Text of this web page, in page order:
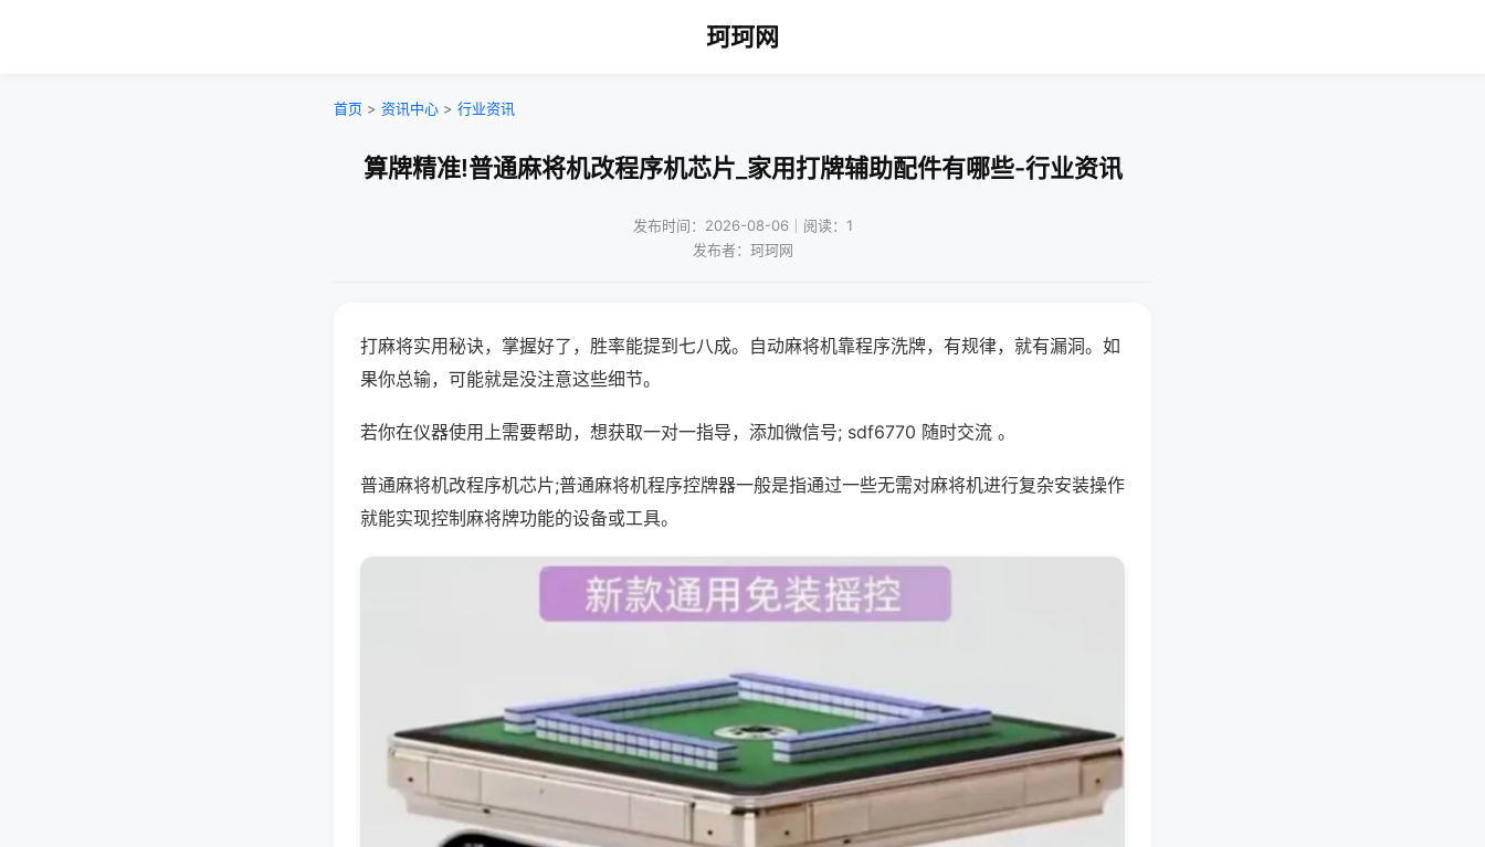
珂珂网
首页 > 资讯中心 > 行业资讯
算牌精准!普通麻将机改程序机芯片_家用打牌辅助配件有哪些-行业资讯
发布时间：2026-08-06｜阅读：1
发布者：珂珂网
打麻将实用秘诀，掌握好了，胜率能提到七八成。自动麻将机靠程序洗牌，有规律，就有漏洞。如
果你总输，可能就是没注意这些细节。
若你在仪器使用上需要帮助，想获取一对一指导，添加微信号; sdf6770 随时交流 。
普通麻将机改程序机芯片;普通麻将机程序控牌器一般是指通过一些无需对麻将机进行复杂安装操作
就能实现控制麻将牌功能的设备或工具。